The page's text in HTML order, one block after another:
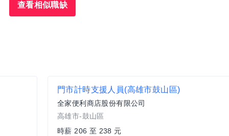
查看相似職缺
門市計時支援人員(高雄市鼓山區)
全家便利商店股份有限公司
高雄市-鼓山區
時薪 206 至 238 元